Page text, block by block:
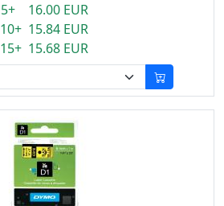
5+ 16.00 EUR
10+ 15.84 EUR
15+ 15.68 EUR